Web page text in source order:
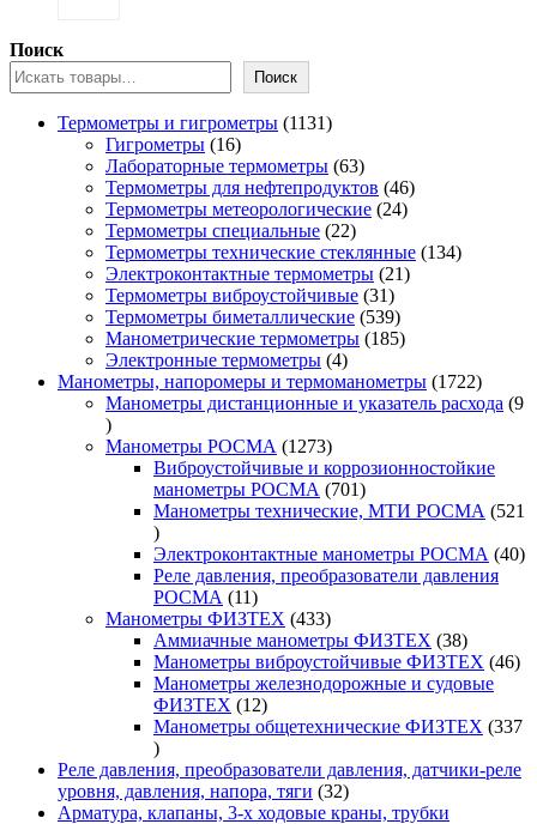
Поиск
Поиск
Термометры и гигрометры 11311131
Гигрометры 1616
товаров
Лабораторные термометры 6363
товара
Термометры для нефтепродуктов 4646
Термометры метеорологические 2424
Термометры специальные 2222
товара
Термометры технические стеклянные 134134
Электроконтактные термометры 2121
Термометры виброустойчивые 3131
товар
Термометры биметаллические 539539
товаров
Манометрические термометры 185185
Электронные термометры 44
товара
Манометры, напоромеры и термоманометры 17221722
товара
Манометры дистанционные и указатель расхода 9
9
товаров
Манометры РОСМА 12731273
товара
Виброустойчивые и коррозионностойкие
манометры РОСМА
701701
товар
Манометры технические, МТИ РОСМА
521
521
товар
Электроконтактные манометры РОСМА 4040
Реле давления, преобразователи давления
РОСМА
1111
товаров
Манометры ФИЗТЕХ 433433
товара
Аммиачные манометры ФИЗТЕХ 3838
товаров
Манометры виброустойчивые ФИЗТЕХ 4646
Манометры железнодорожные и судовые
ФИЗТЕХ
1212
товаров
Манометры общетехнические ФИЗТЕХ 337
337
товаров
Реле давления, преобразователи давления, датчики-реле
уровня, давления, напора, тяги 3232
товара
Арматура, клапаны, 3-х ходовые краны, трубки